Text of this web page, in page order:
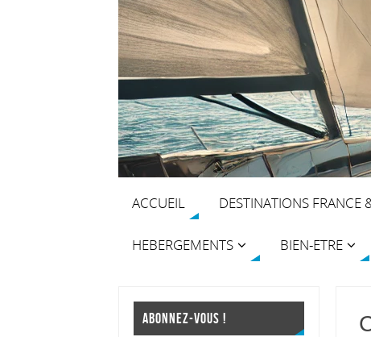
ACCUEIL DESTINATIONS FRANCE
HEBERGEMENTS BIEN-ETRE
ABONNEZ-VOUS !